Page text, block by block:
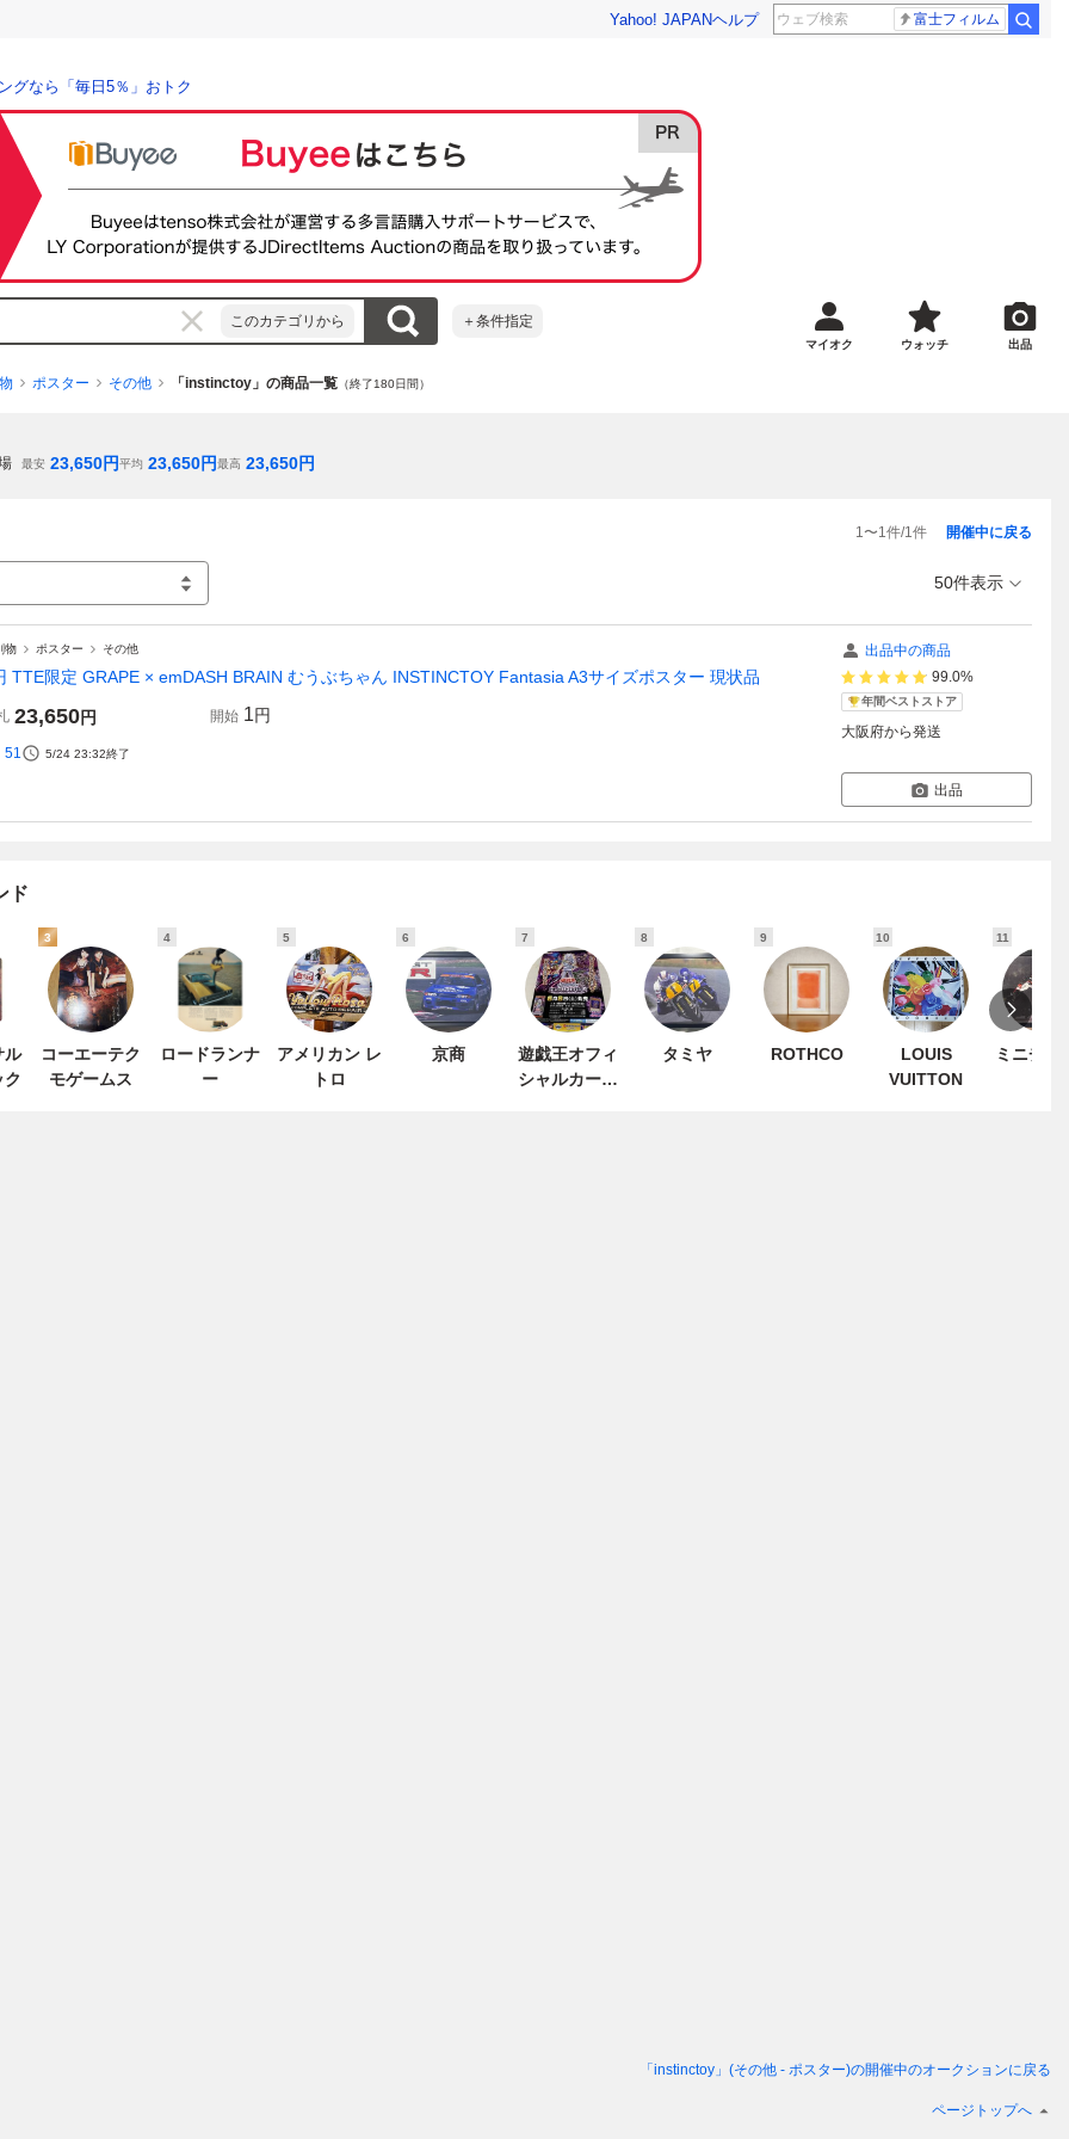
Yahoo! JAPANヘルプ 富士フィルム
グなら「毎日5％」おトク
このカテゴリから ＋条件指定
マイオク ウォッチ 出品
ポスター その他 「instinctoy」の商品一覧 （終了180日間）
最安 23,650円平均 23,650円最高 23,650円
1〜1件/1件 開催中に戻る
50件表示
物 ポスター その他
TTE限定 GRAPE × emDASH BRAIN むうぶちゃん INSTINCTOY Fantasia A3サイズポスター 現状品
23,650円 開始 1円
51 5/24 23:32終了
出品中の商品
99.0%
年間ベストストア
大阪府から発送
出品
ド
ル
3
コーエーテク
モゲームス
4
ロードランナ
ー
5
アメリカン レ
トロ
6
京商
7
遊戯王オフィ
シャルカード
8
タミヤ
9
ROTHCO
10
LOUIS
VUITTON
11
ミニチャ
「instinctoy」(その他 - ポスター)の開催中のオークションに戻る
ページトップへ